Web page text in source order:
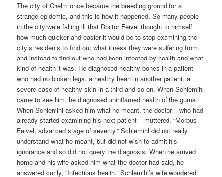
The city of Chelm once became the breeding ground for a
strange epidemic, and this is how it happened. So many people
in the city were falling ill that Doctor Feivel thought to himself
how much quicker and easier it would be to stop examining the
city’s residents to find out what illness they were suffering from,
and instead to find out who had been infected by health and what
kind of health it was. He diagnosed healthy bones in a patient
who had no broken legs, a healthy heart in another patient, a
severe case of healthy skin in a third and so on. When Schlemihl
came to see him, he diagnosed uninflamed health of the gums.
When Schlemihl asked him what he meant, the doctor – who had
already started examining his next patient – muttered, “Morbus
Feivel, advanced stage of severity.” Schlemihl did not really
understand what he meant, but did not wish to admit his
ignorance and so did not query the diagnosis. When he arrived
home and his wife asked him what the doctor had said, he
answered curtly, “Infectious health.” Schlemihl’s wife wondered